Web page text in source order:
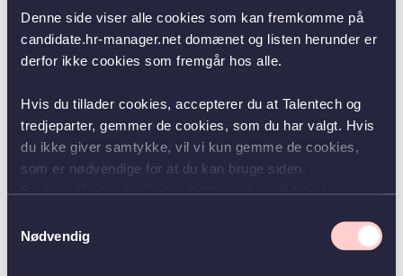
Denne side viser alle cookies som kan fremkomme på
candidate.hr-manager.net domænet og listen herunder er
derfor ikke cookies som fremgår hos alle.
Hvis du tillader cookies, accepterer du at Talentech og
tredjeparter, gemmer de cookies, som du har valgt. Hvis
du ikke giver samtykke, vil vi kun gemme de cookies,
som er nødvendige for at du kan bruge siden.
Nødvendig